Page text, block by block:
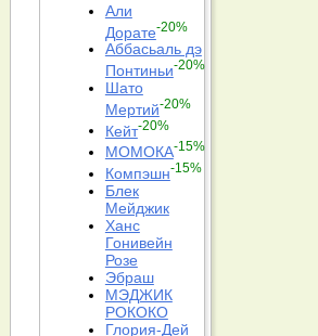
Али
Дорате-20%
Аббасьаль дэ
Понтиньи-20%
Шато
Мертий-20%
Кейт-20%
МОМОКА-15%
Компэшн-15%
Блек
Мейджик
Ханс
Гонивейн
Розе
Эбраш
МЭДЖИК
РОКОКО
Глория-Дей